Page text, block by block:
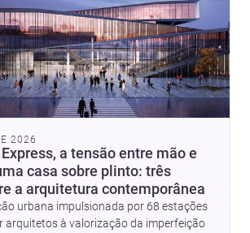
2026
a tensão entre mão e
casa sobre plinto: três
a arquitetura contemporânea
urbana impulsionada por 68 estações
arquitetos à valorização da imperfeição